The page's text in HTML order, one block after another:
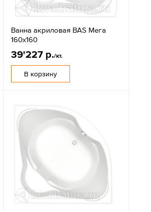
Ванна акриловая BAS Мега
160х160
39'227 р./кт.
В корзину